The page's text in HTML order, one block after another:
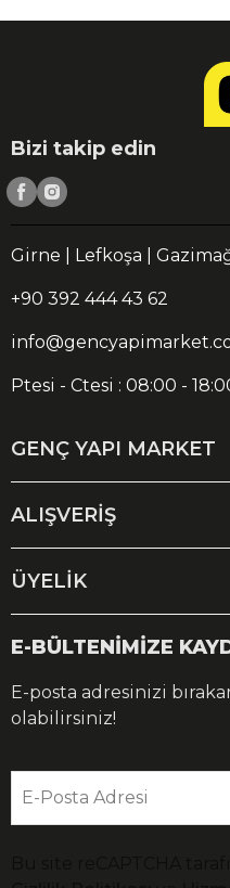
Bizi takip edin
Girne | Lefkoşa |
+90 392 444 43 62
Ptesi - Ctesi : 08:00 -
GENÇ YAPI MARKET
ALIŞVERİŞ
ÜYELİK
E-BÜLTENİMİZE
E-posta adresinizi
olabilirsiniz!
E-Posta Adresi